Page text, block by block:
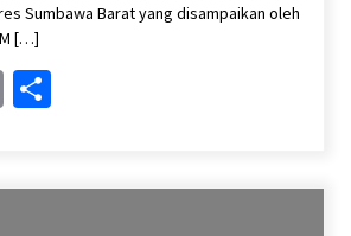
Sumbawa Barat yang disampaikan oleh
[…]
EmailShare